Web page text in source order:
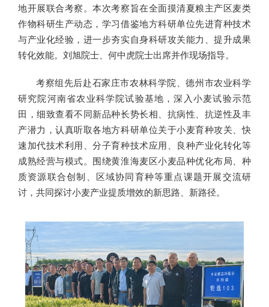
地开展联合考察。本次考察旨在全面摸清夏粮主产区麦类
作物科研生产动态，学习借鉴地方科研单位先进育种技术
与产业化经验，进一步夯实自身科研攻关能力、提升成果
转化效能。刘旭院士、何中虎院士出席并作现场指导。
考察组先后赴石家庄市农林科学院、德州市农业科学
研究院河南省农业科学院试验基地，深入小麦试验示范
田，细致查看不同新品种长势长相、抗病性、抗逆性及丰
产潜力，认真听取各地方科研单位关于小麦育种攻关、快
速加代技术利用、分子育种技术应用、良种产业化转化等
成熟经营与模式。围绕黄淮海麦区小麦品种优化布局、种
质资源联合创制、区域协同育种等重点课题开展交流研
讨，共同探讨小麦产业提质增效的新思路、新路径。